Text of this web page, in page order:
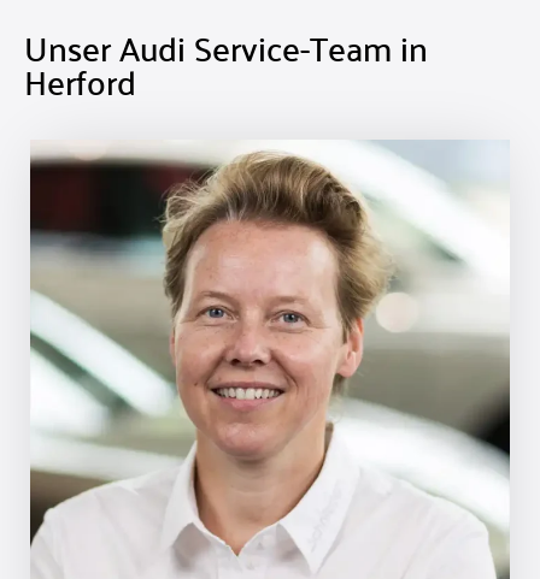
Unser Audi Service-Team in
Herford